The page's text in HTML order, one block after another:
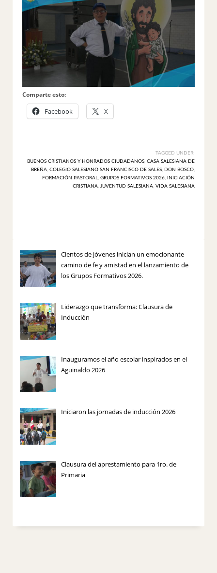
Comparte esto:
Facebook X
TAGGED UNDER:
BUENOS CRISTIANOS Y HONRADOS CIUDADANOS, CASA SALESIANA DE
BREÑA, COLEGIO SALESIANO SAN FRANCISCO DE SALES, DON BOSCO,
FORMACIÓN PASTORAL
GRUPOS FORMATIVOS 2026,
INICIACIÓN
CRISTIANA, JUVENTUD SALESIANA, VIDA SALESIANA
Cientos de jóvenes inician un emocionante
camino de fe y amistad en el lanzamiento de
los Grupos Formativos 2026.
Liderazgo que transforma: Clausura de
Inducción
Inauguramos el año escolar inspirados en el
Aguinaldo 2026
Iniciaron las jornadas de inducción 2026
Clausura del aprestamiento para 1ro. de
Primaria